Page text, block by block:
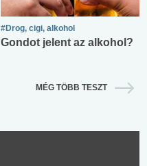
#Drog, cigi, alkohol
Gondot jelent az alkohol?
MÉG TÖBB TESZT